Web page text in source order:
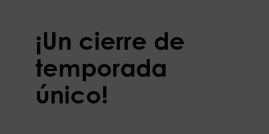
¡Un cierre de
temporada
único!